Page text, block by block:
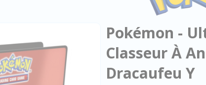
Pokémon -
Classeur À
Dracaufeu Y